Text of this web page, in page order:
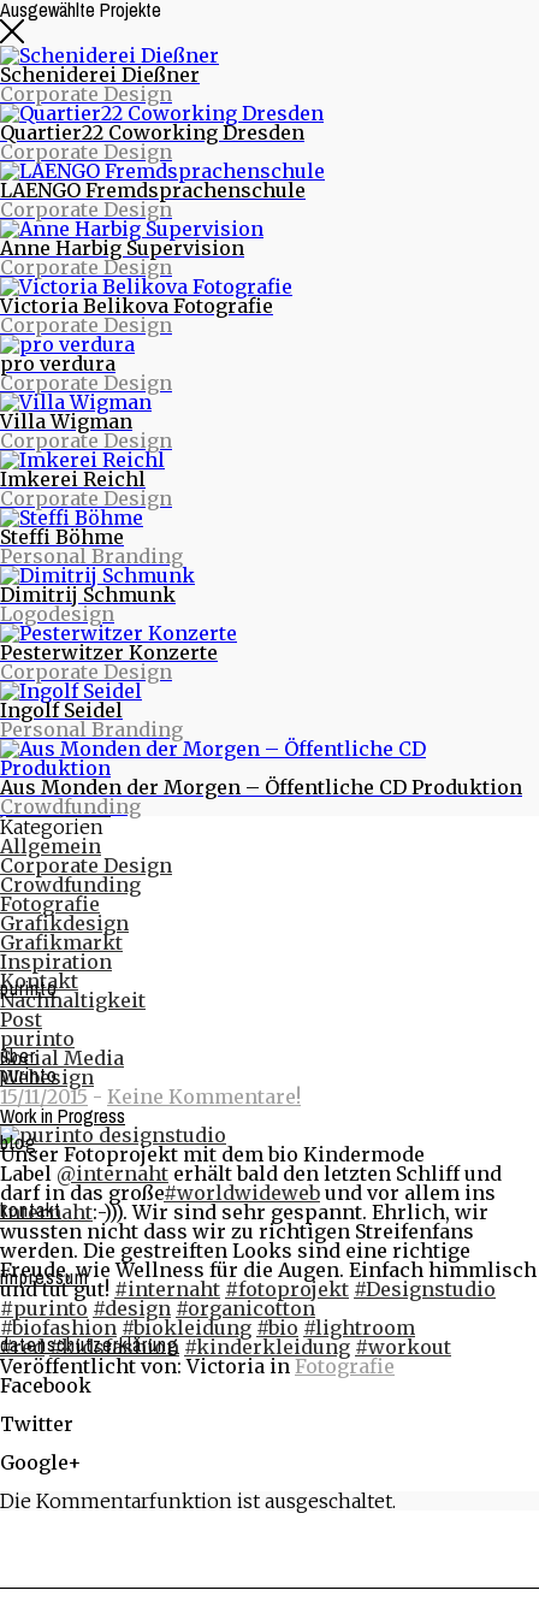
Ausgewählte Projekte
Scheniderei Dießner
Corporate Design
Quartier22 Coworking Dresden
Corporate Design
LAENGO Fremdsprachenschule
Corporate Design
Anne Harbig Supervision
Corporate Design
Victoria Belikova Fotografie
Corporate Design
pro verdura
Corporate Design
Villa Wigman
Corporate Design
Imkerei Reichl
Corporate Design
Steffi Böhme
Personal Branding
Dimitrij Schmunk
Logodesign
Pesterwitzer Konzerte
Corporate Design
Ingolf Seidel
Personal Branding
Aus Monden der Morgen – Öffentliche CD Produktion
Crowdfunding
purinto
über
purinto
blog
kontakt
impressum
datenschutzerklärung
Beitragsarchive
Neueste Beiträge
Nachrichten aus Projekten
Starke Musik und starke Bilder - Eine neue Webseite
für die Quohren MPG
30/30 - 30 Logos - 30 Tage
purinto ist umgezogen
Logodesign für den Motion Designer und Regisseur
Dimitrij Schmunk
Warum Nachhaltigkeit Spaß macht oder mit dem
Fahrrad durchs Land
Nachhaltiges Design
Warum eigentlich purinto?
Verte - Wende das Blatt - Designstudie
PR-Fotos für Tworna
Monatlich
November 2017
Februar 2017
Oktober 2016
August 2016
Juni 2016
Mai 2016
April 2016
März 2016
Februar 2016
Januar 2016
Kategorien
Allgemein
Corporate Design
Crowdfunding
Fotografie
Grafikdesign
Grafikmarkt
Inspiration
Kontakt
Nachhaltigkeit
Post
purinto
Social Media
Webesign
15/11/2015 - Keine Kommentare!
Work in Progress
Unser Fotoprojekt mit dem bio Kindermode
Label @internaht erhält bald den letzten Schliff und
darf in das große#worldwideweb und vor allem ins
Internaht:-))). Wir sind sehr gespannt. Ehrlich, wir
wussten nicht dass wir zu richtigen Streifenfans
werden. Die gestreiften Looks sind eine richtige
Freude, wie Wellness für die Augen. Einfach himmlisch
und tut gut! #internaht #fotoprojekt #Designstudio
#purinto #design #organicotton
#biofashion #biokleidung #bio #lightroom
#red #kidsfashion #kinderkleidung #workout
Veröffentlicht von: Victoria in Fotografie
Facebook
Twitter
Google+
Share on Google+
Die Kommentarfunktion ist ausgeschaltet.